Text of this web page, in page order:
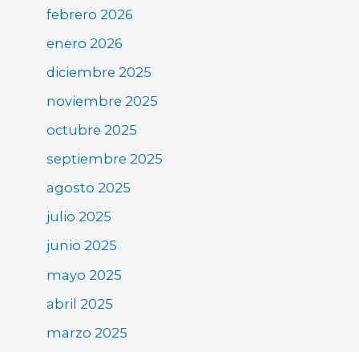
febrero 2026
enero 2026
diciembre 2025
noviembre 2025
octubre 2025
septiembre 2025
agosto 2025
julio 2025
junio 2025
mayo 2025
abril 2025
marzo 2025